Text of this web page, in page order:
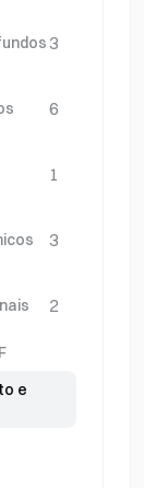
3
6
1
3
2
e